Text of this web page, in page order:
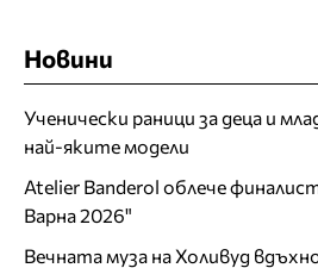
Новини
Ученически раници за деца и
най-яките модели
Atelier Banderol облече
Варна 2026"
Вечната муза на Холивуд